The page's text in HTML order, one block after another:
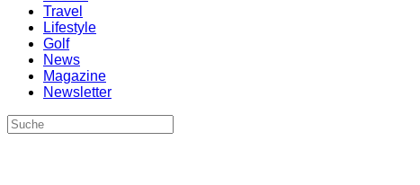
Travel
Lifestyle
Golf
News
Magazine
Newsletter